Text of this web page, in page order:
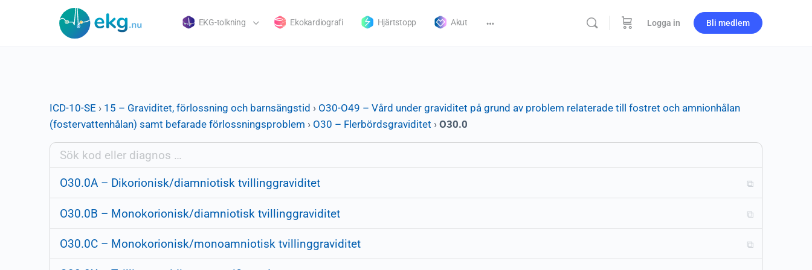
EKG-tolkning Ekokardiografi Hjärtstopp Akut Logga in Bli medlem
ICD-10-SE › 15 – Graviditet, förlossning och barnsängstid › O30-O49 – Vård under graviditet på grund av problem relaterade till fostret och amnionhålan
(fostervattenhålan) samt befarade förlossningsproblem › O30 – Flerbördsgraviditet › O30.0
O30.0A – Dikorionisk/diamniotisk tvillinggraviditet ⧉
O30.0B – Monokorionisk/diamniotisk tvillinggraviditet ⧉
O30.0C – Monokorionisk/monoamniotisk tvillinggraviditet ⧉